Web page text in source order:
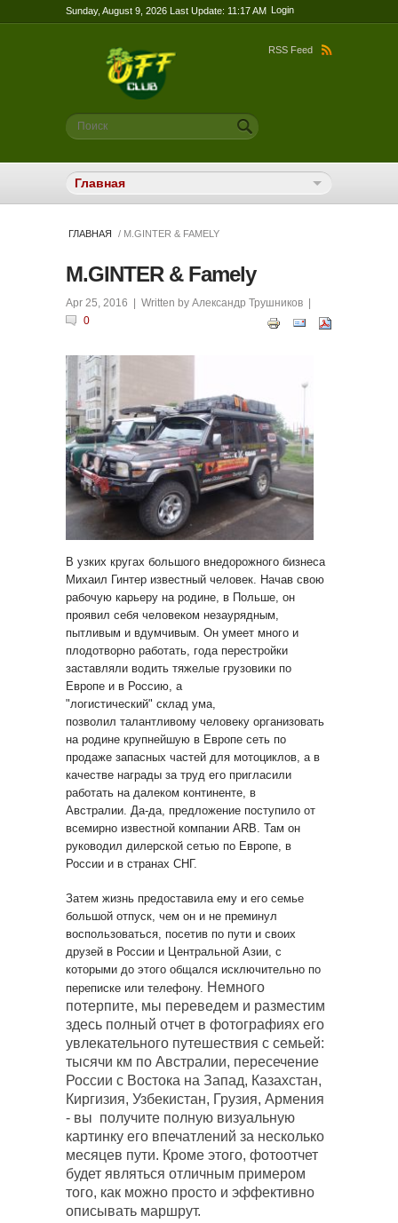
Sunday, August 9, 2026 Last Update: 11:17 AM Login
RSS Feed
Форма поиска
Поиск
ГЛАВНАЯ / M.GINTER & FAMELY
M.GINTER & Famely
Apr 25, 2016 | Written by Александр Трушников
0
В узких кругах большого внедорожного бизнеса
Михаил Гинтер известный человек. Начав свою
рабочую карьеру на родине, в Польше, он
проявил себя человеком незаурядным,
пытливым и вдумчивым. Он умеет много и
плодотворно работать, года перестройки
заставляли водить тяжелые грузовики по
Европе и в Россию, а
"логистический" склад ума,
позволил талантливому человеку организовать
на родине крупнейшую в Европе сеть по
продаже запасных частей для мотоциклов, а в
качестве награды за труд его пригласили
работать на далеком континенте, в
Австралии. Да-да, предложение поступило от
всемирно известной компании ARB. Там он
руководил дилерской сетью по Европе, в
России и в странах СНГ.
Затем жизнь предоставила ему и его семье
большой отпуск, чем он и не преминул
воспользоваться, посетив по пути и своих
друзей в России и Центральной Азии, с
которыми до этого общался исключительно по
переписке или телефону. Немного
потерпите, мы переведем и разместим
здесь полный отчет в фотографиях его
увлекательного путешествия с семьей:
тысячи км по Австралии, пересечение
России с Востока на Запад, Казахстан,
Киргизия, Узбекистан, Грузия, Армения
- вы получите полную визуальную
картинку его впечатлений за несколько
месяцев пути. Кроме этого, фотоотчет
будет являться отличным примером
того, как можно просто и эффективно
описывать маршрут.